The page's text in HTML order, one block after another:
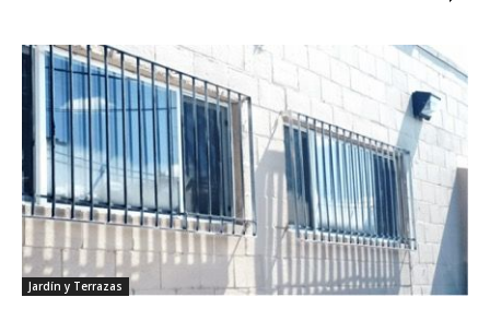
Jardín y Terrazas